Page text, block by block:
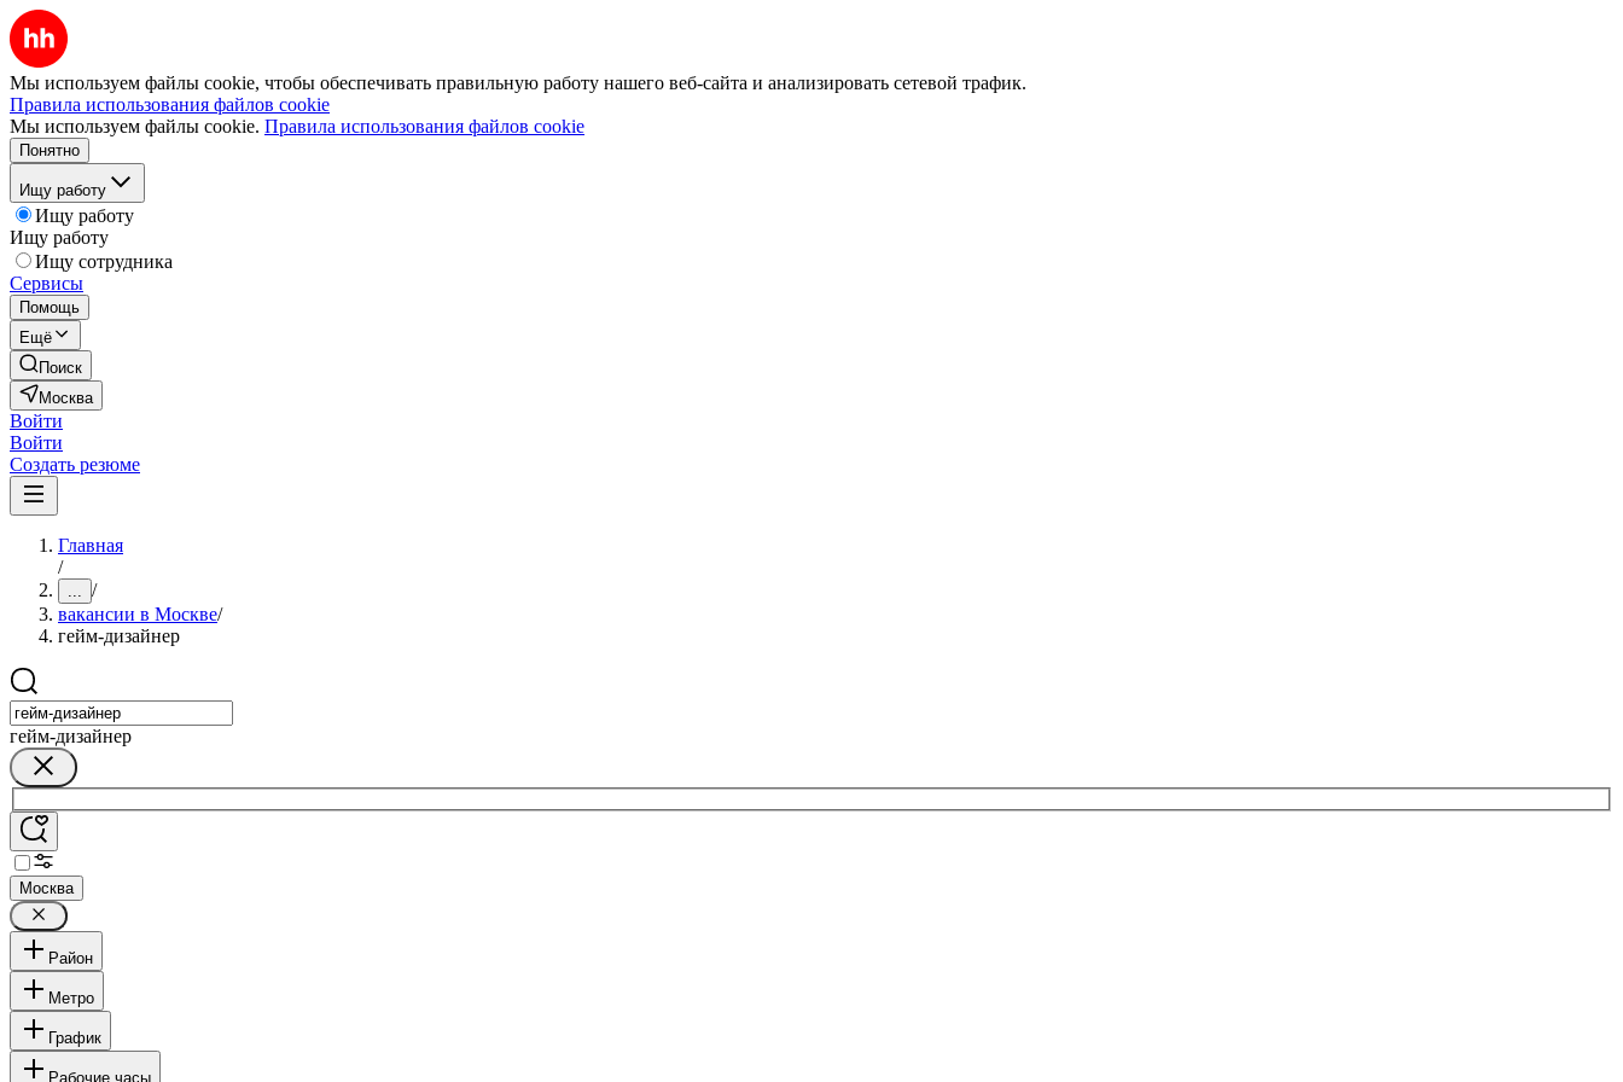
Мы используем файлы cookie, чтобы обеспечивать правильную работу нашего веб-сайта и анализировать сетевой трафик.
Правила использования файлов cookie
Мы используем файлы cookie. Правила использования файлов cookie
Понятно
Ищу работу
Ищу работу
Ищу работу
Ищу сотрудника
Сервисы
Помощь
Ещё
Поиск
Москва
Войти
Войти
Создать резюме
Главная
/
... /
вакансии в Москве/
гейм-дизайнер
гейм-дизайнер
Москва
Район
Метро
График
Рабочие часы